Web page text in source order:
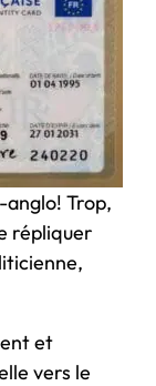
Trop,
répliquer
et
vers le